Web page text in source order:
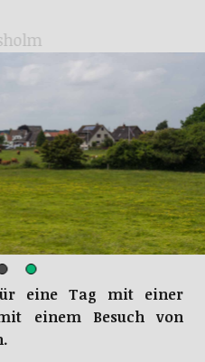
eine Tag mit einer
einem Besuch von